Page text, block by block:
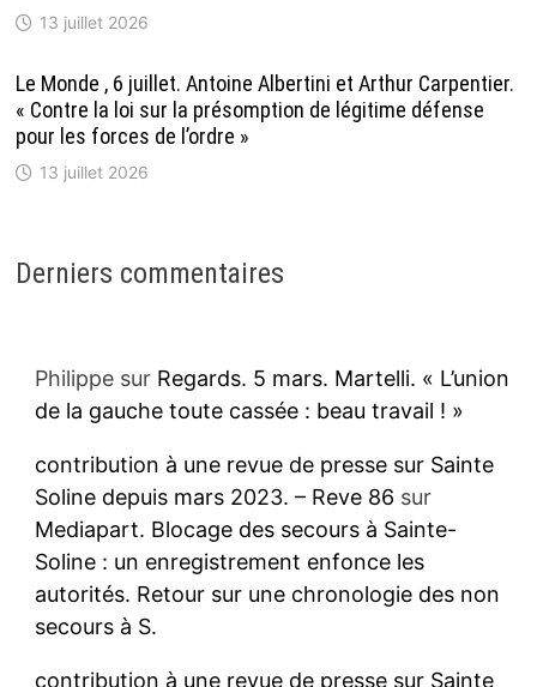
13 juillet 2026
Le Monde , 6 juillet. Antoine Albertini et Arthur Carpentier.
« Contre la loi sur la présomption de légitime défense
pour les forces de l’ordre »
13 juillet 2026
Derniers commentaires
Philippesur Regards. 5 mars. Martelli. « L’union
de la gauche toute cassée : beau travail ! »
contribution à une revue de presse sur Sainte
Soline depuis mars 2023. – Reve 86 sur
Mediapart. Blocage des secours à Sainte-
Soline : un enregistrement enfonce les
autorités. Retour sur une chronologie des non
secours à S.
contribution à une revue de presse sur Sainte